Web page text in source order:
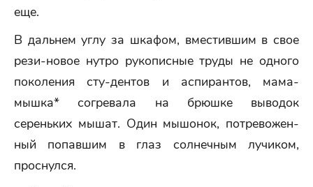
еще.
В дальнем углу за шкафом, вместившим в свое
рези-новое нутро рукописные труды не одного
поколения сту-дентов и аспирантов, мама-
мышка* согревала на брюшке выводок
сереньких мышат. Один мышонок, потревожен-
ный попавшим в глаз солнечным лучиком,
проснулся.